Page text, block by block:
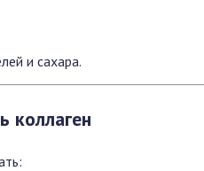
и сахара.
коллаген